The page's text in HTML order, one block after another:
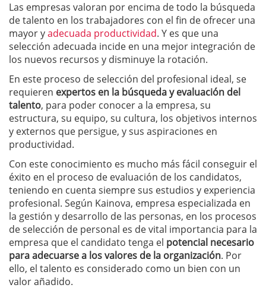
Las empresas valoran por encima de todo la búsqueda
de talento en los trabajadores con el fin de ofrecer una
mayor yadecuada productividad. Y es que una
selección adecuada incide en una mejor integración de
los nuevos recursos y disminuye la rotación.
En este proceso de selección del profesional ideal, se
requieren expertos en la búsqueda y evaluación del
talento, para poder conocer a la empresa, su
estructura, su equipo, su cultura, los objetivos internos
y externos que persigue, y sus aspiraciones en
productividad.
Con este conocimiento es mucho más fácil conseguir el
éxito en el proceso de evaluación de los candidatos,
teniendo en cuenta siempre sus estudios y experiencia
profesional. Según Kainova, empresa especializada en
la gestión y desarrollo de las personas, en los procesos
de selección de personal es de vital importancia para la
empresa que el candidato tenga el potencial necesario
para adecuarse a los valores de la organización. Por
ello, el talento es considerado como un bien con un
valor añadido.